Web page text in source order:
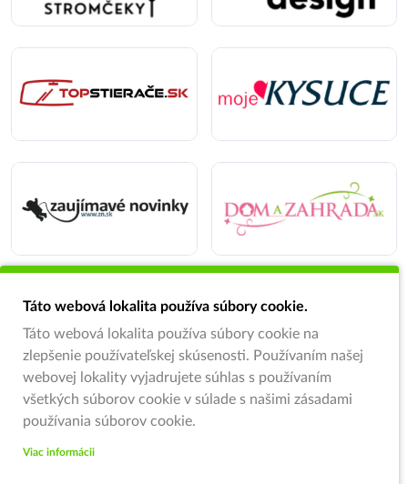
Táto webová lokalita používa súbory cookie.
Táto webová lokalita používa súbory cookie na
zlepšenie používateľskej skúsenosti. Používaním našej
webovej lokality vyjadrujete súhlas s používaním
všetkých súborov cookie v súlade s našimi zásadami
používania súborov cookie.
Viac informácii